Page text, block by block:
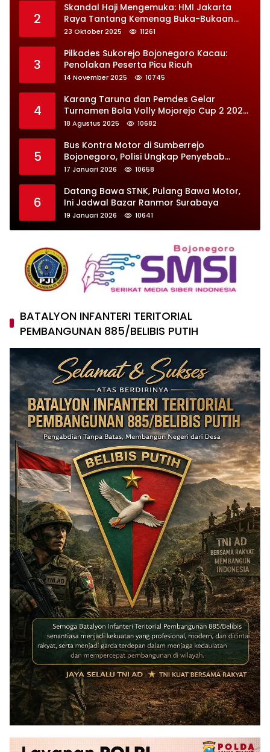
2
Skandal Haji Mengemuka: HMI Jakarta
Raya Tantang Kemenag Buka-Bukaan
Soal Kontrak Syarekah Bermasalah
23 Oktober 2025 11261
3
Pilkades Sukorejo Bojonegoro Kacau:
Penolakan Peserta Picu Ricuh
14 November 2025 10745
4
Karang Taruna dan Pemdes Gelar
Turnamen Bola Volly Mojorejo Cup 2 2025,
Diikuti 28 Tim
18 Agustus 2025 10682
5
Bus Kontra Motor di Sumberrejo
Bojonegoro, Polisi Ungkap Penyebab
Kecelakaan
17 Januari 2026 10658
6
Datang Bawa STNK, Pulang Bawa Motor,
Ini Jadwal Bazar Ranmor Surabaya
19 Januari 2026 10641
BATALYON INFANTERI TERITORIAL
PEMBANGUNAN 885/BELIBIS PUTIH